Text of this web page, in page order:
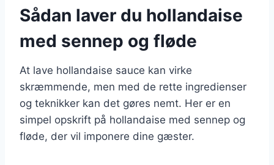
Sådan laver du hollandaise
med sennep og fløde
At lave hollandaise sauce kan virke
skræmmende, men med de rette ingredienser
og teknikker kan det gøres nemt. Her er en
simpel opskrift på hollandaise med sennep og
fløde, der vil imponere dine gæster.